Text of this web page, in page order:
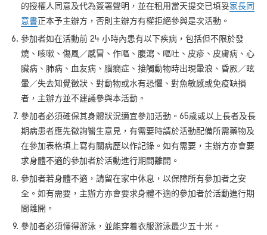
的授權人同意及代為簽署聲明，並在租用當天提交已填妥家長同
意書正本予主辦方，否則主辦方有權拒絕參與是次活動。
參加者如在活動前 24 小時內患有以下疾病，包括但不限於發
燒、咳嗽、傷風／感冒、作嘔、腹瀉、嘔吐、皮疹、皮膚病、心
臟病、肺病、血友病、腦癇症、接觸動物時出現暈浪、昏厥／眩
暈／失去知覺徵狀、對動物或水有恐懼、對魚敏感或免疫缺損
者，主辦方並不建議參與本活動。
參加者必須確保其身體狀況適宜參加活動。65歲或以上長者及長
期病患者應先徵詢醫生意見，有需要時請於活動配備所需藥物及
在參加表格填上寫有關病歷以作記錄。如有需要，主辦方亦會要
求身體不適的參加者於活動進行期間離開。
參加者若身體不適，請留在家中休息，以保障所有參加者之安
全。如有需要，主辦方亦會要求身體不適的參加者於活動進行期
間離開。
參加者必須懂得游泳，並能穿着衣服游泳最少五十米。